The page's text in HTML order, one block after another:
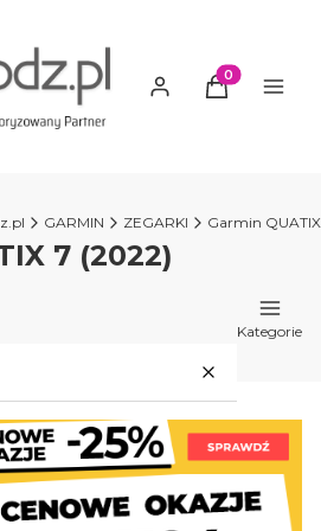
Produkty w
GARMIN ZEGARKI Garmin QUATIX
7 (2022)
Kategorie